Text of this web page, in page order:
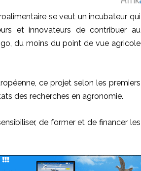
se veut un incubateur qui
et innovateurs de contribuer au
du moins du point de vue agricole
ce projet selon les premiers
des recherches en agronomie.
de former et de financer les